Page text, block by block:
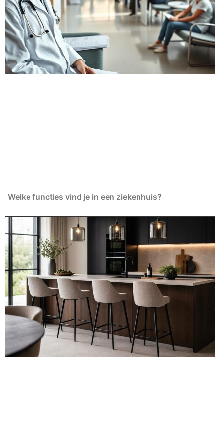
Welke functies vind je in een ziekenhuis?